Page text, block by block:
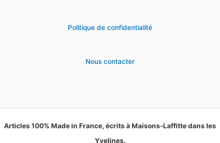
Politique de confidentialité
Nous contacter
Articles 100% Made in France, écrits à Maisons-Laffitte dans les
Yvelines.